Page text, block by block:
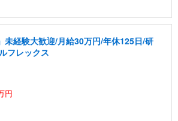
未経験大歓迎/月給30万円/年休125日/研
フレックス
円